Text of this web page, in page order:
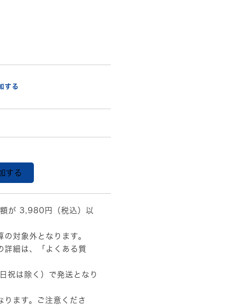
する
する
が 3,980円（税込）以
対象外となります。
細は、
「よくある質
祝は除く）で発送となり
ます。ご注意くださ